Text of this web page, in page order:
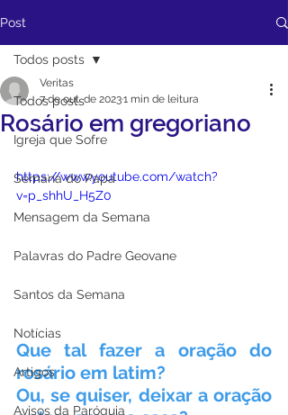
Post
Todos posts
Igreja que Sofre
Semana do Papa
Mensagem da Semana
Palavras do Padre Geovane
Santos da Semana
Notícias
Artigos
Avisos da Paróquia
Todos posts
Rosário em gregoriano
Veritas
7 de out. de 20231 min de leitura
https://www.youtube.com/watch?
v=p_shhU_H5Z0
Que tal fazer a oração do
rosário em latim?
Ou, se quiser, deixar a oração